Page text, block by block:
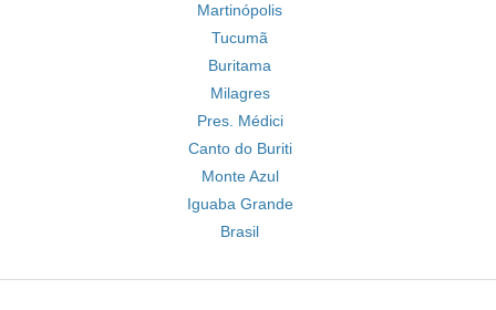
Martinópolis
Tucumã
Buritama
Milagres
Pres. Médici
Canto do Buriti
Monte Azul
Iguaba Grande
Brasil